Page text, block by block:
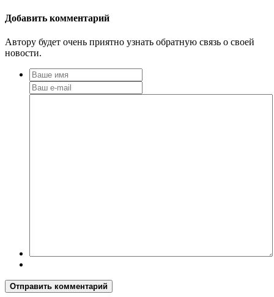
Добавить комментарий
Автору будет очень приятно узнать обратную связь о своей
новости.
Отправить комментарий